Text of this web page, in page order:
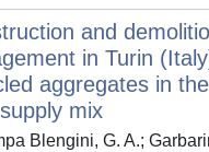
and
in Turin
aggregates in the
mix
Blengini, G. A.;